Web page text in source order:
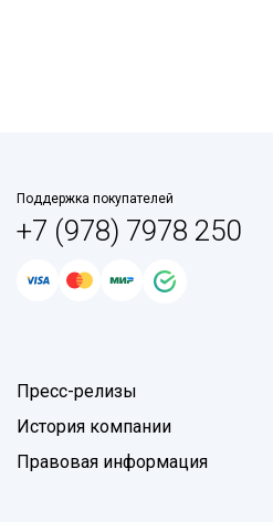
Поддержка покупателей
+7 (978) 7978 250
Пресс-релизы
История компании
Правовая информация